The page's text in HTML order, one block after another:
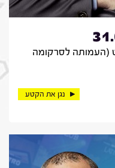
(העמותה לסרקומה
נגן את הקטע